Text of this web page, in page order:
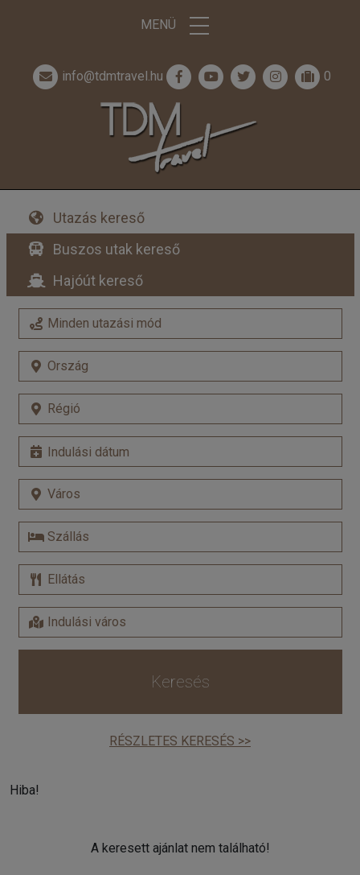
MENÜ
info@tdmtravel.hu 0
Utazás kereső
Buszos utak kereső
Hajóút kereső
Keresés
RÉSZLETES KERESÉS >>
Hiba!
A keresett ajánlat nem található!